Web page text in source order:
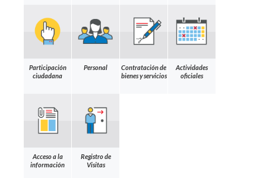
Participación
ciudadana
Personal
Contratación de
bienes y servicios
Actividades
oficiales
Acceso a la
información
Registro de
Visitas